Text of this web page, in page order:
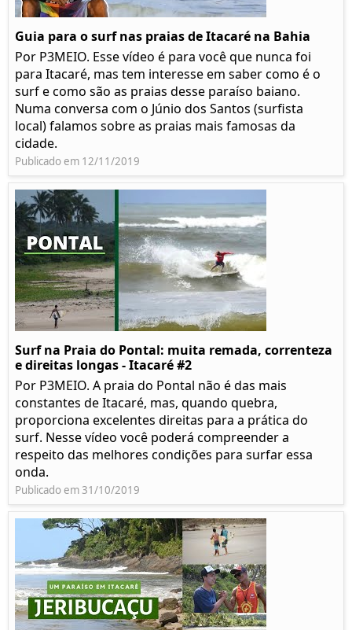
Guia para o surf nas praias de Itacaré na Bahia
Por P3MEIO. Esse vídeo é para você que nunca foi
para Itacaré, mas tem interesse em saber como é o
surf e como são as praias desse paraíso baiano.
Numa conversa com o Júnio dos Santos (surfista
local) falamos sobre as praias mais famosas da
cidade.
Publicado em 12/11/2019
Surf na Praia do Pontal: muita remada, correnteza
e direitas longas - Itacaré #2
Por P3MEIO. A praia do Pontal não é das mais
constantes de Itacaré, mas, quando quebra,
proporciona excelentes direitas para a prática do
surf. Nesse vídeo você poderá compreender a
respeito das melhores condições para surfar essa
onda.
Publicado em 31/10/2019